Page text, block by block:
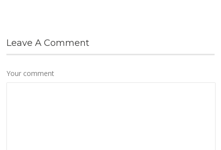
Leave A Comment
Your comment